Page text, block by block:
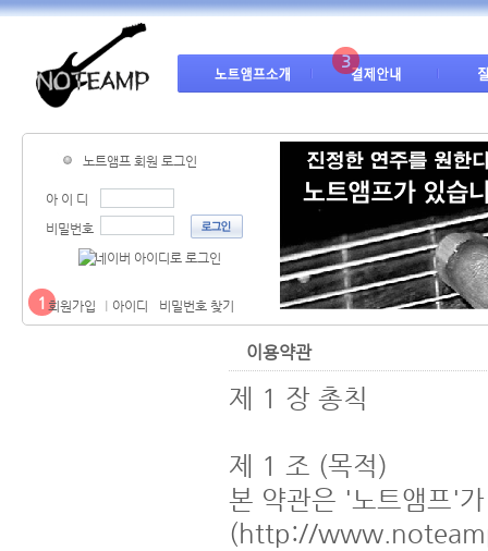
3
노트앰프 회원 로그인
아 이 디
비밀번호
1 회원가입 아이디 비밀번호 찾기
이용약관
제 1 장 총칙
제 1 조 (목적)
본 약관은 '노트앰프'
(http://